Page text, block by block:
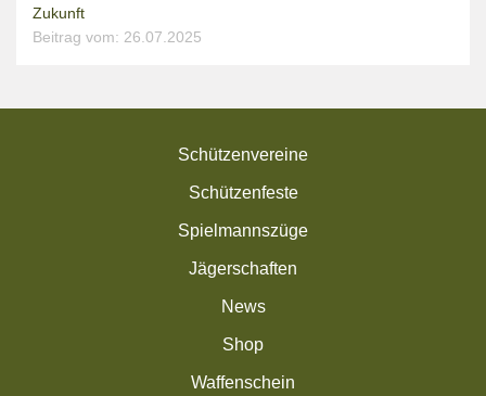
Zukunft
Beitrag vom: 26.07.2025
Schützenvereine
Schützenfeste
Spielmannszüge
Jägerschaften
News
Shop
Waffenschein